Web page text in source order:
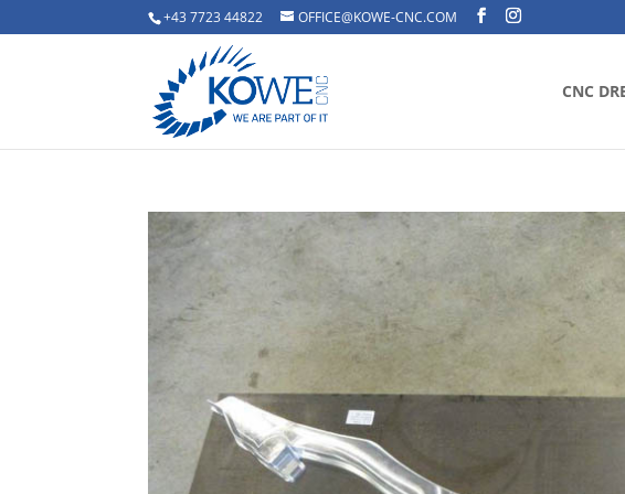
+43 7723 44822 OFFICE@KOWE-CNC.COM
CNC